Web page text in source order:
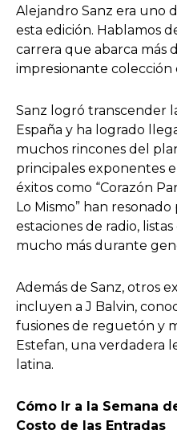
Alejandro Sanz era uno
esta edición. Hablamos
carrera que abarca más
impresionante colección
Sanz logró transcender
España y ha logrado
muchos rincones del
principales exponentes
éxitos como “Corazón
Lo Mismo” han
estaciones de radio,
mucho más durante
Además de Sanz, otros
incluyen a J Balvin,
fusiones de reguetón y
Estefan, una verdadera
latina.
Cómo Ir a la Semana
Costo de las Entradas